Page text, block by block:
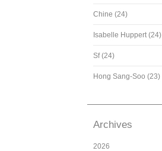
Chine (24)
Isabelle Huppert (24)
Sf (24)
Hong Sang-Soo (23)
Archives
2026